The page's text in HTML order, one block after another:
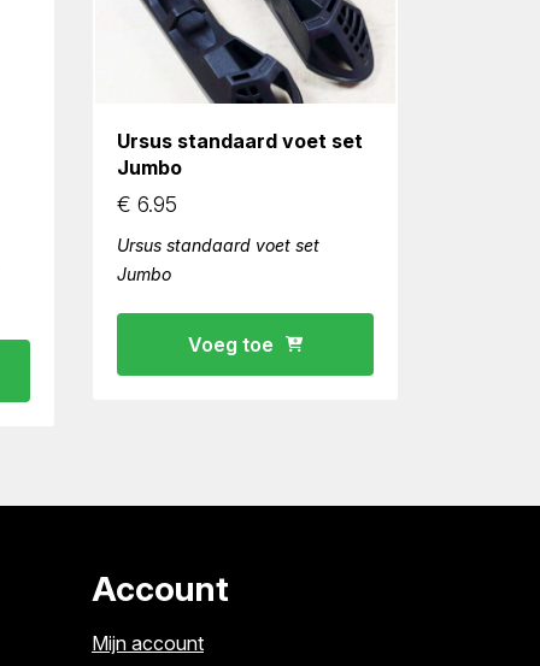
Ursus standaard voet set
Jumbo
€ 6.95
Ursus standaard voet set
Jumbo
Voeg toe
Account
Mijn account